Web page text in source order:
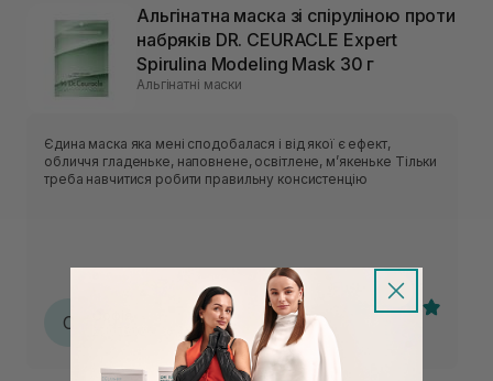
Альгінатна маска зі спіруліною проти
набряків DR. CEURACLE Expert
Spirulina Modeling Mask 30 г
Альгінатні маски
Єдина маска яка мені сподобалася і від якої є ефект,
обличчя гладеньке, наповнене, освітлене, мʼякеньке Тільки
треба навчитися робити правильну консистенцію
С 25.05.2026, 23:30